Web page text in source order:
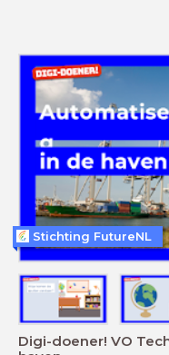
Digi-doener! VO
Stichting FutureNL